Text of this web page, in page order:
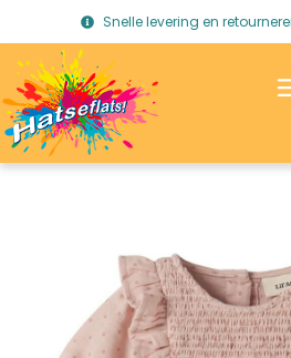
Snelle levering en